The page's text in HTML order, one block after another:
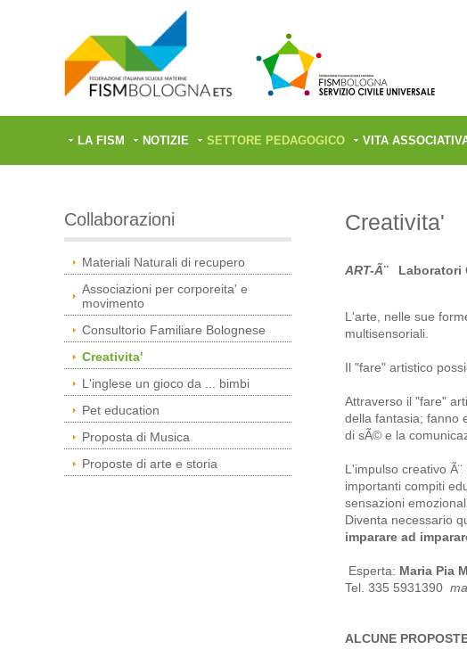
LA FISM NOTIZIE SETTORE PEDAGOGICO VITA
Collaborazioni
Materiali Naturali di recupero
Associazioni per corporeita' e
movimento
Consultorio Familiare Bolognese
Creativita'
L'inglese un gioco da ... bimbi
Pet education
Proposta di Musica
Proposte di arte e storia
Creativita'
ART-Ã¨Laboratori
L'arte, nelle sue
multisensoriali.
Il "fare" artistico
Attraverso il "fare"
della fantasia; fanno
di sÃ© e la
L'impulso creativo
importanti compiti
sensazioni
Diventa necessario
imparare ad
Esperta: Maria Pia
Tel. 335 5931390
ALCUNE